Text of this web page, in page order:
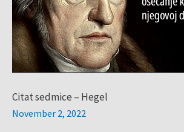
Citat sedmice – Hegel
November 2, 2022